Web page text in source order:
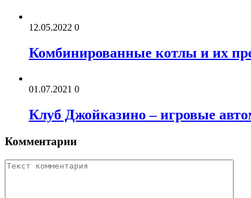
12.05.2022 0
Комбинированные котлы и их
01.07.2021 0
Клуб Джойказино – игровые
Комментарии